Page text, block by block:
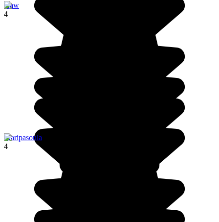
Kaw
4
Maripasoula
4